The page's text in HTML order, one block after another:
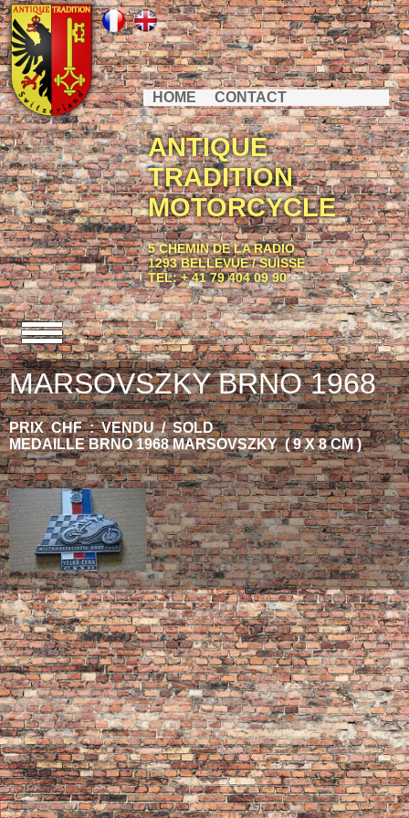
HOME CONTACT
ANTIQUE
TRADITION
MOTORCYCLE
5 CHEMIN DE LA RADIO
1293 BELLEVUE / SUISSE
TEL: + 41 79 404 09 90
MARSOVSZKY BRNO 1968
PRIX CHF : VENDU / SOLD
MEDAILLE BRNO 1968 MARSOVSZKY ( 9 X 8 CM )